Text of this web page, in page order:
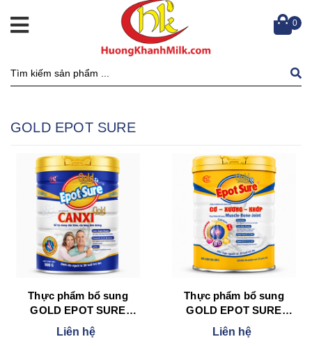
0
GOLD EPOT SURE
Thực phẩm bổ sung
GOLD EPOT SURE
CANXI 900 g
Liên hệ
Thực phẩm bổ sung
GOLD EPOT SURE
MUSCLE – BONE -
JOINT 900 g
Liên hệ